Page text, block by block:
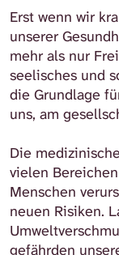
Erst wenn wir
unserer
mehr als nur
seelisches und
die Grundlage
uns, am
Die
vielen
Menschen
neuen Risiken.
gefährden